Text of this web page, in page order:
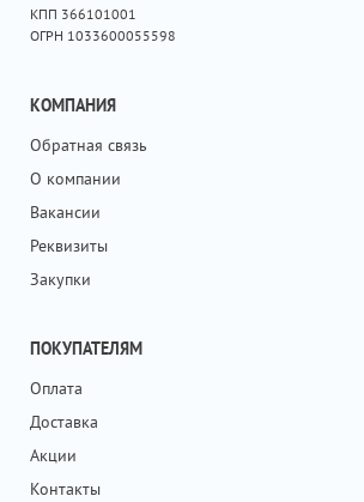
КПП 366101001
ОГРН 1033600055598
КОМПАНИЯ
Обратная связь
О компании
Вакансии
Реквизиты
Закупки
ПОКУПАТЕЛЯМ
Оплата
Доставка
Акции
Контакты